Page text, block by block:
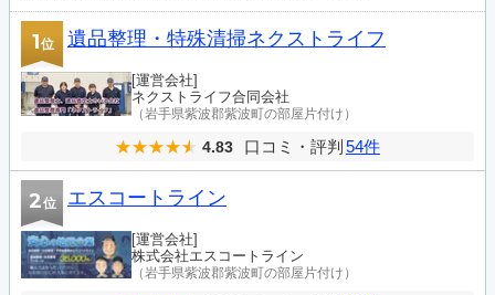
1位 遺品整理・特殊清掃ネクストライフ
[運営会社]
ネクストライフ合同会社
（岩手県紫波郡紫波町の部屋片付け）
4.83 口コミ・評判 54件
2位 エスコートライン
[運営会社]
株式会社エスコートライン
（岩手県紫波郡紫波町の部屋片付け）